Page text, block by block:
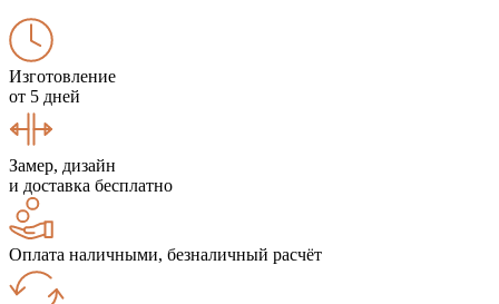
Изготовление
от 5 дней
Замер, дизайн
и доставка бесплатно
Оплата наличными, безналичный расчёт